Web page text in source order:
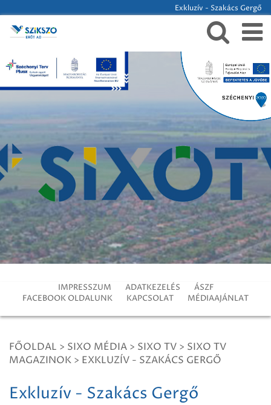
Exkluzív - Szakács Gergő
IMPRESSZUM ADATKEZELÉS
ÁSZF
FACEBOOK OLDALUNK
KAPCSOLAT MÉDIAAJÁNLAT
FŐOLDAL > SIXO MÉDIA > SIXO TV > SIXO TV
MAGAZINOK > EXKLUZÍV - SZAKÁCS GERGŐ
Exkluzív - Szakács Gergő